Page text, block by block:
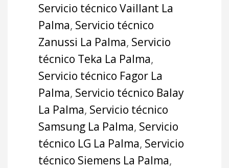
Servicio técnico Vaillant La
Palma, Servicio técnico
Zanussi La Palma, Servicio
técnico Teka La Palma,
Servicio técnico Fagor La
Palma, Servicio técnico Balay
La Palma, Servicio técnico
Samsung La Palma, Servicio
técnico LG La Palma, Servicio
técnico Siemens La Palma,